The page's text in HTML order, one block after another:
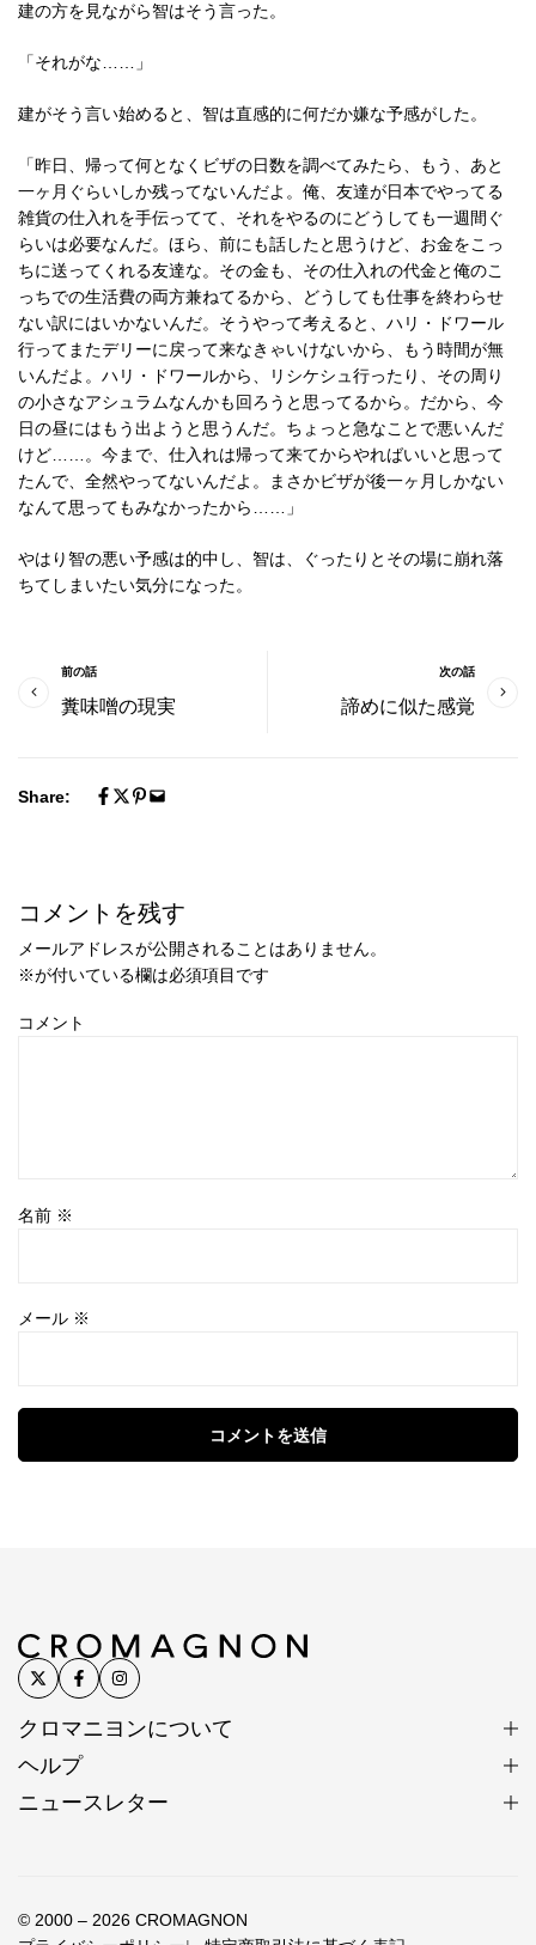
建の方を見ながら智はそう言った。
「それがな……」
建がそう言い始めると、智は直感的に何だか嫌な予感がした。
「昨日、帰って何となくビザの日数を調べてみたら、もう、あと
一ヶ月ぐらいしか残ってないんだよ。俺、友達が日本でやってる
雑貨の仕入れを手伝ってて、それをやるのにどうしても一週間ぐ
らいは必要なんだ。ほら、前にも話したと思うけど、お金をこっ
ちに送ってくれる友達な。その金も、その仕入れの代金と俺のこ
っちでの生活費の両方兼ねてるから、どうしても仕事を終わらせ
ない訳にはいかないんだ。そうやって考えると、ハリ・ドワール
行ってまたデリーに戻って来なきゃいけないから、もう時間が無
いんだよ。ハリ・ドワールから、リシケシュ行ったり、その周り
の小さなアシュラムなんかも回ろうと思ってるから。だから、今
日の昼にはもう出ようと思うんだ。ちょっと急なことで悪いんだ
けど……。今まで、仕入れは帰って来てからやればいいと思って
たんで、全然やってないんだよ。まさかビザが後一ヶ月しかない
なんて思ってもみなかったから……」
やはり智の悪い予感は的中し、智は、ぐったりとその場に崩れ落
ちてしまいたい気分になった。
前の話
糞味噌の現実
次の話
諦めに似た感覚
Share:
コメントを残す
メールアドレスが公開されることはありません。
※が付いている欄は必須項目です
コメント
名前 ※
メール ※
コメントを送信
クロマニヨンについて
ヘルプ
ニュースレター
© 2000 – 2026 CROMAGNON